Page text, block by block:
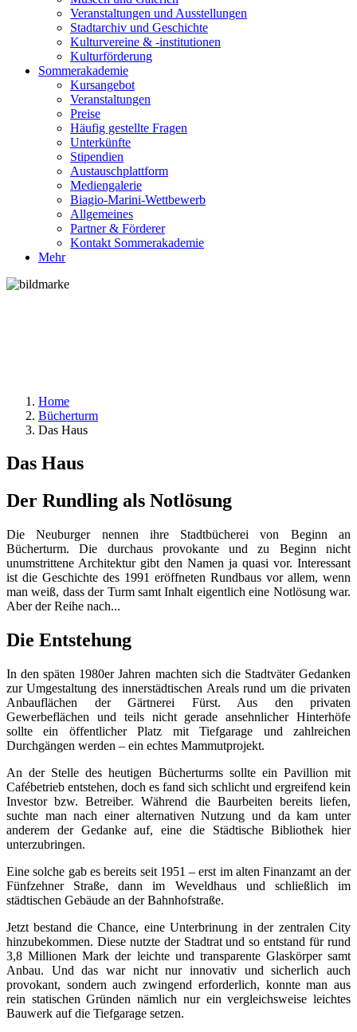
Veranstaltungen und Ausstellungen
Stadtarchiv und Geschichte
Kulturvereine & -institutionen
Kulturförderung
Sommerakademie
Kursangebot
Veranstaltungen
Preise
Häufig gestellte Fragen
Unterkünfte
Stipendien
Austauschplattform
Mediengalerie
Biagio-Marini-Wettbewerb
Allgemeines
Partner & Förderer
Kontakt Sommerakademie
Mehr
Home
Bücherturm
Das Haus
Das Haus
Der Rundling als Notlösung
Die Neuburger nennen ihre Stadtbücherei von Beginn an
Bücherturm. Die durchaus provokante und zu Beginn nicht
unumstrittene Architektur gibt den Namen ja quasi vor. Interessant
ist die Geschichte des 1991 eröffneten Rundbaus vor allem, wenn
man weiß, dass der Turm samt Inhalt eigentlich eine Notlösung war.
Aber der Reihe nach...
Die Entstehung
In den späten 1980er Jahren machten sich die Stadtväter Gedanken
zur Umgestaltung des innerstädtischen Areals rund um die privaten
Anbauflächen der Gärtnerei Fürst. Aus den privaten
Gewerbeflächen und teils nicht gerade ansehnlicher Hinterhöfe
sollte ein öffentlicher Platz mit Tiefgarage und zahlreichen
Durchgängen werden – ein echtes Mammutprojekt.
An der Stelle des heutigen Bücherturms sollte ein Pavillion mit
Cafébetrieb entstehen, doch es fand sich schlicht und ergreifend kein
Investor bzw. Betreiber. Während die Baurbeiten bereits liefen,
suchte man nach einer alternativen Nutzung und da kam unter
anderem der Gedanke auf, eine die Städtische Bibliothek hier
unterzubringen.
Eine solche gab es bereits seit 1951 – erst im alten Finanzamt an der
Fünfzehner Straße, dann im Weveldhaus und schließlich im
städtischen Gebäude an der Bahnhofstraße.
Jetzt bestand die Chance, eine Unterbrinung in der zentralen City
hinzubekommen. Diese nutzte der Stadtrat und so entstand für rund
3,8 Millionen Mark der leichte und transparente Glaskörper samt
Anbau. Und das war nicht nur innovativ und sicherlich auch
provokant, sondern auch zwingend erforderlich, konnte man aus
rein statischen Gründen nämlich nur ein vergleichsweise leichtes
Bauwerk auf die Tiefgarage setzen.